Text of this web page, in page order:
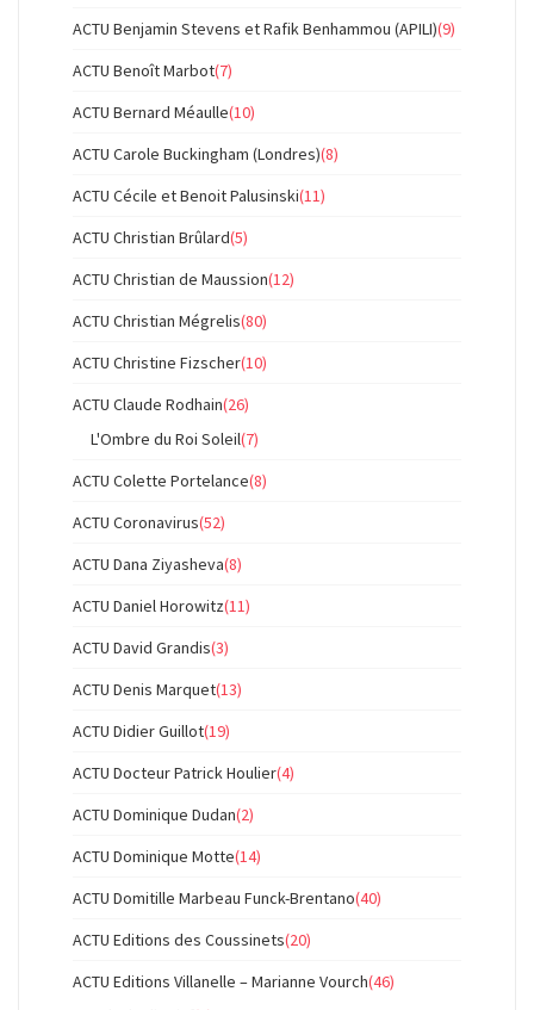
ACTU Benjamin Stevens et Rafik Benhammou (APILI)(9)
ACTU Benoît Marbot(7)
ACTU Bernard Méaulle(10)
ACTU Carole Buckingham (Londres)(8)
ACTU Cécile et Benoit Palusinski(11)
ACTU Christian Brûlard(5)
ACTU Christian de Maussion(12)
ACTU Christian Mégrelis(80)
ACTU Christine Fizscher(10)
ACTU Claude Rodhain(26)
L'Ombre du Roi Soleil(7)
ACTU Colette Portelance(8)
ACTU Coronavirus(52)
ACTU Dana Ziyasheva(8)
ACTU Daniel Horowitz(11)
ACTU David Grandis(3)
ACTU Denis Marquet(13)
ACTU Didier Guillot(19)
ACTU Docteur Patrick Houlier(4)
ACTU Dominique Dudan(2)
ACTU Dominique Motte(14)
ACTU Domitille Marbeau Funck-Brentano(40)
ACTU Editions des Coussinets(20)
ACTU Editions Villanelle – Marianne Vourch(46)